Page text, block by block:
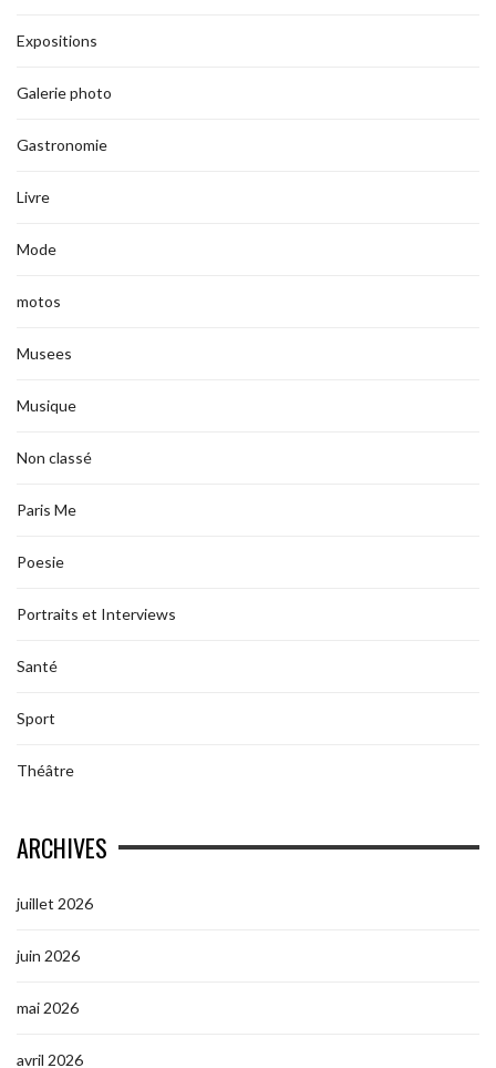
Expositions
Galerie photo
Gastronomie
Livre
Mode
motos
Musees
Musique
Non classé
Paris Me
Poesie
Portraits et Interviews
Santé
Sport
Théâtre
ARCHIVES
juillet 2026
juin 2026
mai 2026
avril 2026